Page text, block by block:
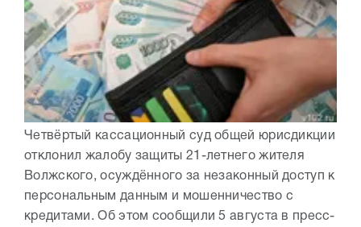
Четвёртый кассационный суд общей юрисдикции
отклонил жалобу защиты 21-летнего жителя
Волжского, осуждённого за незаконный доступ к
персональным данным и мошенничество с
кредитами. Об этом сообщили 5 августа в пресс-